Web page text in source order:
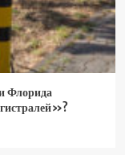
Флорида